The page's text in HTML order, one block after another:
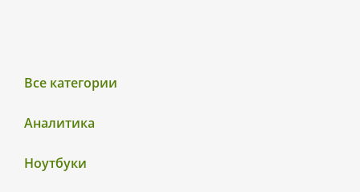
Все категории
Аналитика
Ноутбуки